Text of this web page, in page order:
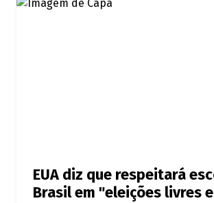
EUA diz que respeitará
Brasil em "eleições livres